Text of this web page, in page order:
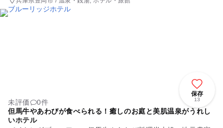
保存
13
未評価
0件
但馬牛やあわびが食べられる！癒しのお庭と美肌温泉がうれし
いホテル